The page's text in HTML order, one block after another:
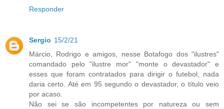
Responder
Sergio 15/2/21
Márcio, Rodrigo e amigos, nesse Botafogo dos "ilustres"
comandado pelo "ilustre mor" "monte o devastador" e
esses que foram contratados para dirigir o futebol, nada
daria certo. Até em 95 segundo o devastador, o título veio
por acaso.
Não sei se são incompetentes por natureza ou sem